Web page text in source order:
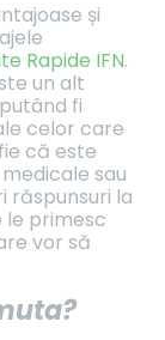
și
Rapide IFN.
un alt
fi
celor care
că este
sau
răspunsuri la
primesc
vor să